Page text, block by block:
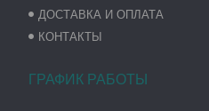
ДОСТАВКА И ОПЛАТА
КОНТАКТЫ
ГРАФИК РАБОТЫ